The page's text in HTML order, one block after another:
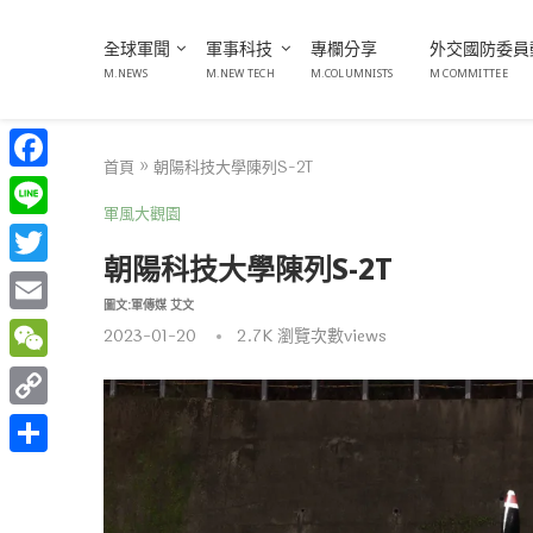
全球軍聞
M.NEWS
軍事科技
M.NEW TECH
專欄分享
M.COLUMNISTS
外交國防委
M COMMITTEE
首頁 » 朝陽科技大學陳列S-2T
軍風大觀園
朝陽科技大學陳列S-2T
圖文:軍傳媒 艾文
2023-01-20 2.7K瀏覽次數views
Facebook
Line
Twitter
Email
WeChat
Copy
Link